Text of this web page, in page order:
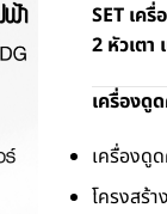
SET เค
2 หัวเตา
เครื่องดู
เครื่องดู
โครงสร้